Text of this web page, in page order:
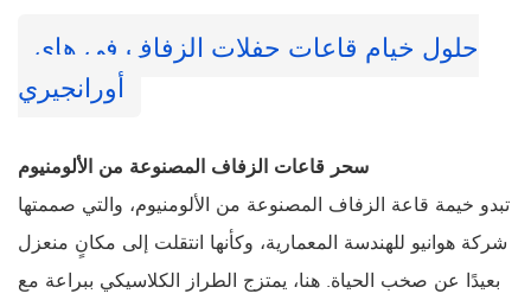
حلول خيام قاعات حفلات الزفاف في هاي
أورانجيري
سحر قاعات الزفاف المصنوعة من الألومنيوم
تبدو خيمة قاعة الزفاف المصنوعة من الألومنيوم، والتي صممتها
شركة هوانيو للهندسة المعمارية، وكأنها انتقلت إلى مكانٍ منعزل
بعيدًا عن صخب الحياة. هنا، يمتزج الطراز الكلاسيكي ببراعة مع